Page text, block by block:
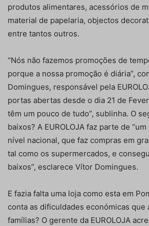
produtos alimentares, acessórios de
material de papelaria, objectos
entre tantos outros.
“Nós não fazemos promoções de
porque a nossa promoção é diária”,
Domingues, responsável pela
portas abertas desde o dia 21 de
têm um pouco de tudo”, sublinha. O
baixos? A EUROLOJA faz parte de
nível nacional, que faz compras em
tal como os supermercados, e
baixos”, esclarece Vítor Domingues.
E fazia falta uma loja como esta em
conta as dificuldades económicas que
famílias? O gerente da EUROLOJA